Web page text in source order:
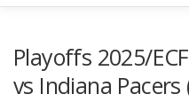
Playoffs 2025/
vs Indiana Pacers